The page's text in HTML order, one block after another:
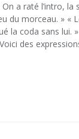
a raté l’intro, la
du morceau. » «
la coda sans lui.
des